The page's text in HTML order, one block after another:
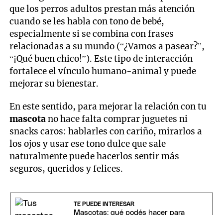
que los perros adultos prestan más atención
cuando se les habla con tono de bebé,
especialmente si se combina con frases
relacionadas a su mundo (“¿Vamos a pasear?”,
“¡Qué buen chico!”). Este tipo de interacción
fortalece el vínculo humano-animal y puede
mejorar su bienestar.
En este sentido, para mejorar la relación con tu
mascotano hace falta comprar juguetes ni
snacks caros: hablarles con cariño, mirarlos a
los ojos y usar ese tono dulce que sale
naturalmente puede hacerlos sentir más
seguros, queridos y felices.
TE PUEDE INTERESAR
Mascotas: qué podés hacer para